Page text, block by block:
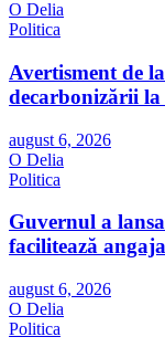
O Delia
Politica
Avertisment de
decarbonizării
august 6, 2026
O Delia
Politica
Guvernul a
facilitează
august 6, 2026
O Delia
Politica